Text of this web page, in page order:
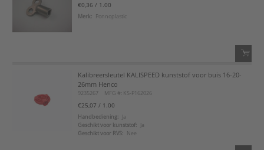
€0,36 / 1.00
Merk: Ponnoplastic
Voeg toe aan favorietenlijst
Kalibreersleutel KALISPEED kunststof voor buis 16-20-
26mm Henco
9235267 MFG #: KS-P162026
€25,07 / 1.00
Handbediening:
Ja
Geschikt voor kunststof:
Ja
Geschikt voor RVS:
Nee